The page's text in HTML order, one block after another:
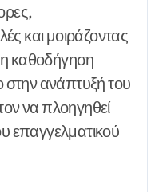
και μοιράζοντας
η καθοδήγηση
στην ανάπτυξή του
να πλοηγηθεί
επαγγελματικού